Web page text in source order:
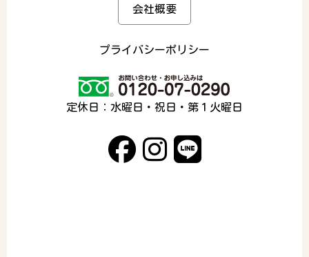
会社概要
プライバシーポリシー
定休日：水曜日・祝日・第１火曜日